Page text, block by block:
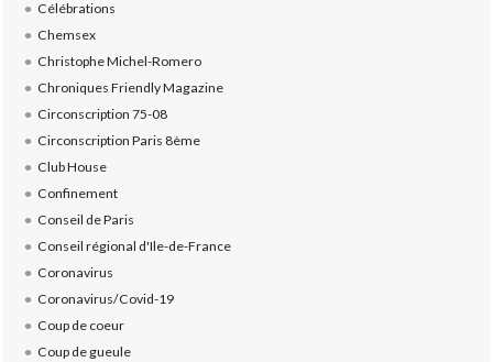
Célébrations
Chemsex
Christophe Michel-Romero
Chroniques Friendly Magazine
Circonscription 75-08
Circonscription Paris 8ème
Club House
Confinement
Conseil de Paris
Conseil régional d'Ile-de-France
Coronavirus
Coronavirus/Covid-19
Coup de coeur
Coup de gueule